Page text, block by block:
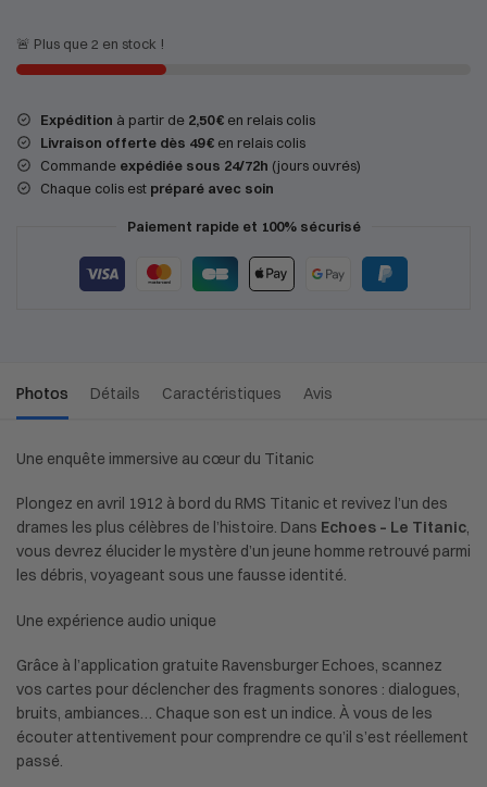
🚨 Plus que 2 en stock !
Expédition à partir de 2,50 € en relais colis
Livraison offerte dès 49 € en relais colis
Commande expédiée sous 24/72h (jours ouvrés)
Chaque colis est préparé avec soin
Paiement rapide et 100% sécurisé
Photos Détails Caractéristiques Avis
Une enquête immersive au cœur du Titanic
Plongez en avril 1912 à bord du RMS Titanic et revivez l’un des
drames les plus célèbres de l’histoire. Dans Echoes – Le Titanic,
vous devrez élucider le mystère d’un jeune homme retrouvé parmi
les débris, voyageant sous une fausse identité.
Une expérience audio unique
Grâce à l’application gratuite Ravensburger Echoes, scannez
vos cartes pour déclencher des fragments sonores : dialogues,
bruits, ambiances… Chaque son est un indice. À vous de les
écouter attentivement pour comprendre ce qu’il s’est réellement
passé.